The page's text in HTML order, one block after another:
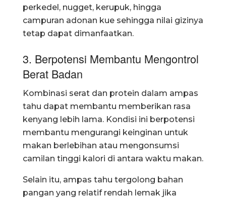
perkedel, nugget, kerupuk, hingga
campuran adonan kue sehingga nilai gizinya
tetap dapat dimanfaatkan.
3. Berpotensi Membantu Mengontrol
Berat Badan
Kombinasi serat dan protein dalam ampas
tahu dapat membantu memberikan rasa
kenyang lebih lama. Kondisi ini berpotensi
membantu mengurangi keinginan untuk
makan berlebihan atau mengonsumsi
camilan tinggi kalori di antara waktu makan.
Selain itu, ampas tahu tergolong bahan
pangan yang relatif rendah lemak jika